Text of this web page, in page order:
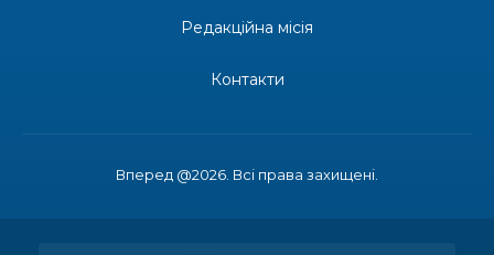
епідеміолог, зоолог
Вперед @2026. Всі права захищені.
Редакційна місія
Контакти